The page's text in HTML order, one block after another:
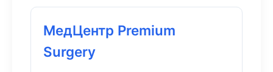
МедЦентр Premium
Surgery